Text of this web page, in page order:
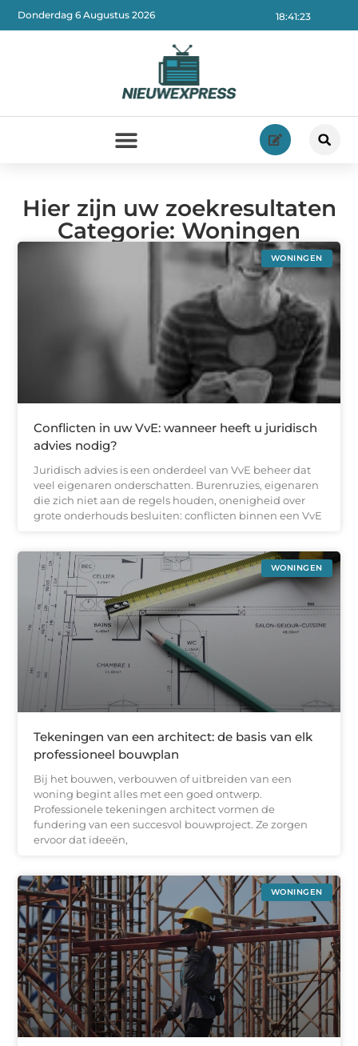
18:41:25
Donderdag 6 Augustus 2026
Hier zijn uw zoekresultaten
Categorie: Woningen
WONINGEN
Conflicten in uw VvE: wanneer heeft u juridisch
advies nodig?
Juridisch advies is een onderdeel van VvE beheer dat
veel eigenaren onderschatten. Burenruzies, eigenaren
die zich niet aan de regels houden, onenigheid over
grote onderhouds besluiten: conflicten binnen een VvE
WONINGEN
Tekeningen van een architect: de basis van elk
professioneel bouwplan
Bij het bouwen, verbouwen of uitbreiden van een
woning begint alles met een goed ontwerp.
Professionele tekeningen architect vormen de
fundering van een succesvol bouwproject. Ze zorgen
ervoor dat ideeën,
WONINGEN